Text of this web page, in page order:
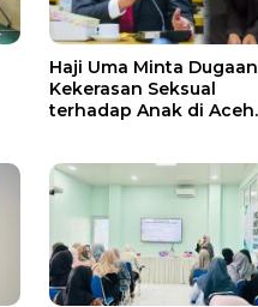
Haji Uma Minta Dugaan
Kekerasan Seksual
terhadap Anak di Aceh